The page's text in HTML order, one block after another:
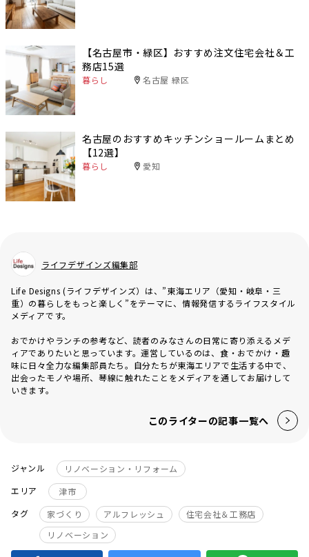
【名古屋市・緑区】おすすめ注文住宅会社＆工
務店15選
暮らし 名古屋 緑区
名古屋のおすすめキッチンショールームまとめ
【12選】
暮らし 愛知
ライフデザインズ編集部
Life Designs (ライフデザインズ）は、”東海エリア（愛知・岐阜・三
重）の暮らしをもっと楽しく”をテーマに、情報発信するライフスタイル
メディアです。
おでかけやランチの参考など、読者のみなさんの日常に寄り添えるメデ
ィアでありたいと思っています。運営しているのは、食・おでかけ・趣
味に日々全力な編集部員たち。自分たちが東海エリアで生活する中で、
出会ったモノや場所、琴線に触れたことをメディアを通してお届けして
いきます。
このライターの記事一覧へ
ジャンル
リノベーション・リフォーム
エリア
津市
タグ
家づくり アルフレッシュ
住宅会社＆工務店
リノベーション